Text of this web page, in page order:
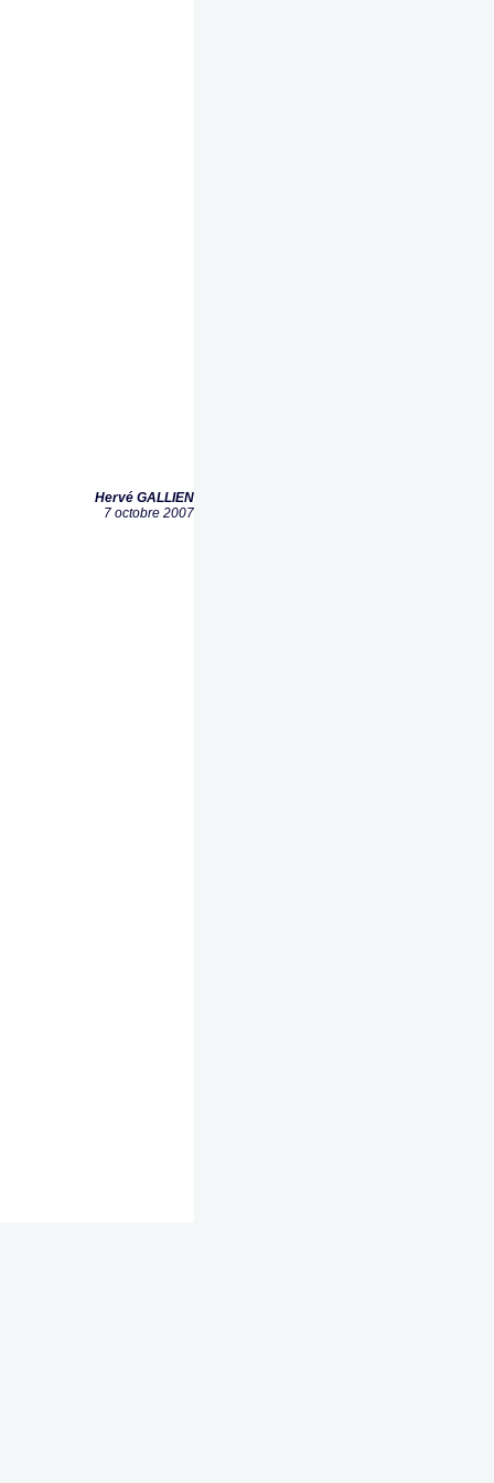
Hervé GALLIEN
7 octobre 2007